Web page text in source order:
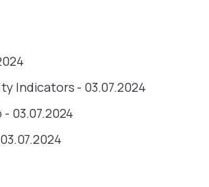
Indicators - 03.07.2024
03.07.2024